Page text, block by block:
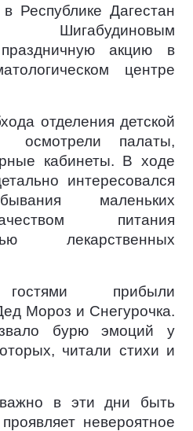
Республике Дагестан
Шигабудиновым
акцию в
центре
отделения детской
осмотрели палаты,
кабинеты. В ходе
интересовался
маленьких
питания
лекарственных
прибыли
Мороз и Снегурочка.
бурю эмоций у
читали стихи и
в эти дни быть
невероятное